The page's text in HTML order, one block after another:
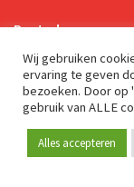
Word lid
Postadres
Genuastraat 1/41
2000 Antwerp
Over ons
Wij gebruiken
ervaring te geven
bezoeken. Door op
gebruik van ALLE
Alles accepteren